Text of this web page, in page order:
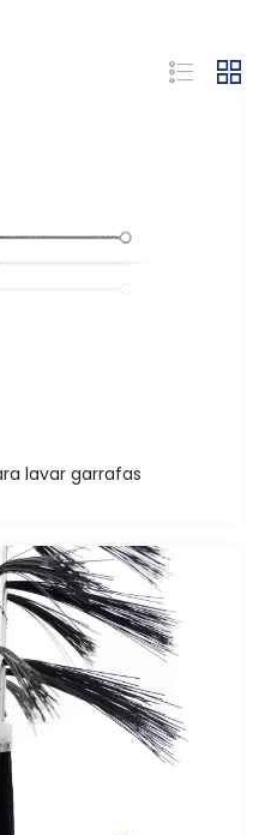
lavar garrafas